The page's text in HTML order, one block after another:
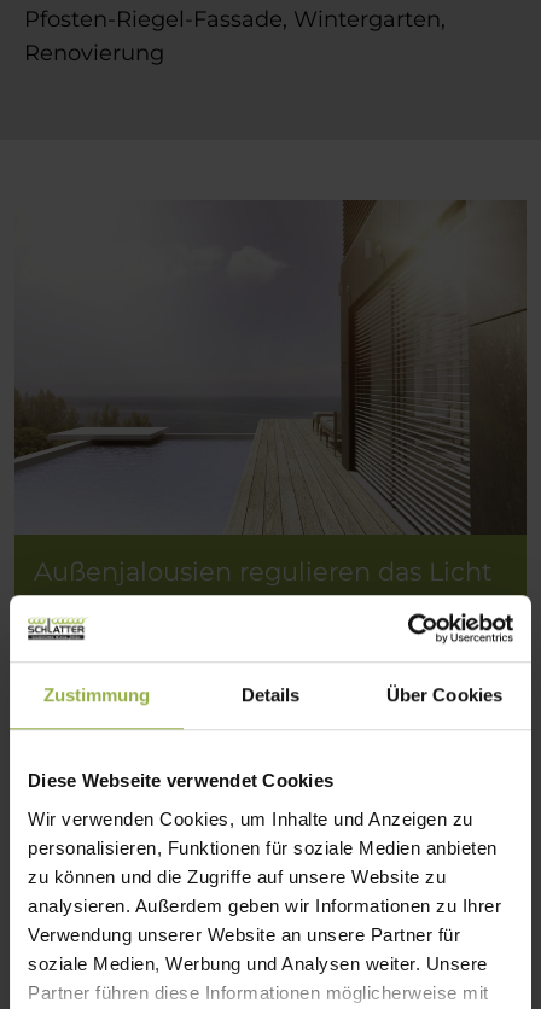
Zustimmung Details Über Cookies
Diese Webseite verwendet Cookies
Wir verwenden Cookies, um Inhalte und Anzeigen zu
personalisieren, Funktionen für soziale Medien anbieten
zu können und die Zugriffe auf unsere Website zu
analysieren. Außerdem geben wir Informationen zu Ihrer
Verwendung unserer Website an unsere Partner für
soziale Medien, Werbung und Analysen weiter. Unsere
Partner führen diese Informationen möglicherweise mit
Pfosten-Riegel-Fassade, Wintergarten,
Renovierung
Außenjalousien regulieren das Licht
und bieten gleichzeitig Schutz vor
neugierigen Blicken, für mehr